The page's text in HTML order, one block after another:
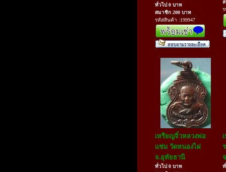
ทั่วไป 0 บาท
สมาชิก 200 บาท
รหัสสินค้า :199947
เหรียญจิ๋วหลวงพ่อ
แช่ม วัดหนองไผ่
จ.อุทัยธานี
ทั่วไป 0 บาท